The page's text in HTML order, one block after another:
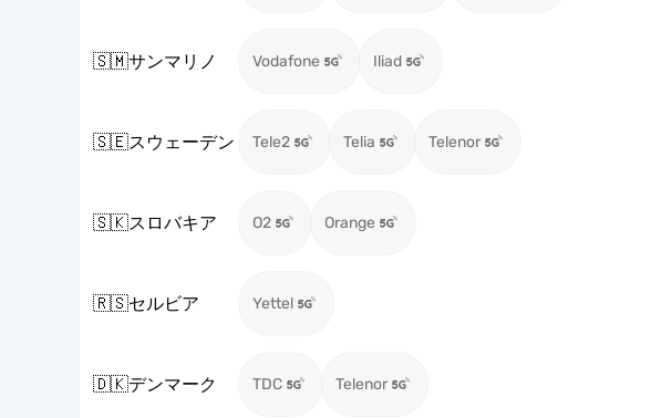
🇸🇲サンマリノ Vodafone Iliad
🇸🇪スウェーデン Tele2 Telia Telenor
🇸🇰スロバキア O2 Orange
🇷🇸セルビア Yettel
🇩🇰デンマーク TDC Telenor